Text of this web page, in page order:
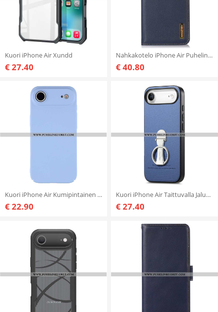
Kuori iPhone Air Xundd
€ 27.40
Nahkakotelo iPhone Air Puhelinkuoret Premium-nahka Khazneh
€ 40.80
Kuori iPhone Air Kumipintainen Viimeistely
€ 22.90
Kuori iPhone Air Taittuvalla Jalustalla Ja Twill-kuvioinnilla Suojakuori
€ 27.40